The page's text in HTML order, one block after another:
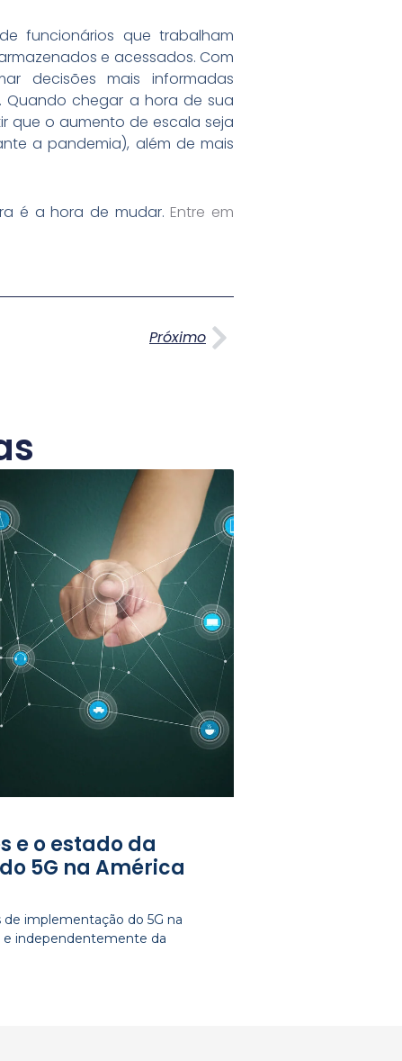
funcionários que trabalham
e acessados. Com
decisões mais informadas
Quando chegar a hora de sua
que o aumento de escala seja
a pandemia), além de mais
é a hora de mudar. Entre em
Próximo
e o estado da
5G na América
implementação do 5G na
e independentemente da